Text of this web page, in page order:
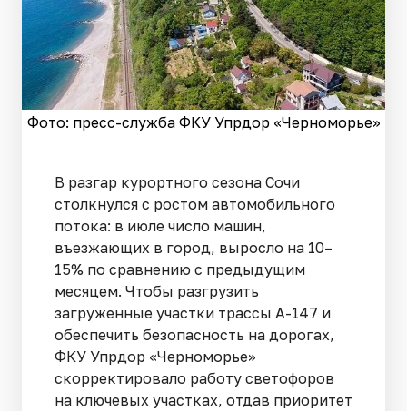
Фото: пресс-служба ФКУ Упрдор «Черноморье»
В разгар курортного сезона Сочи
столкнулся с ростом автомобильного
потока: в июле число машин,
въезжающих в город, выросло на 10–
15% по сравнению с предыдущим
месяцем. Чтобы разгрузить
загруженные участки трассы А-147 и
обеспечить безопасность на дорогах,
ФКУ Упрдор «Черноморье»
скорректировало работу светофоров
на ключевых участках, отдав приоритет